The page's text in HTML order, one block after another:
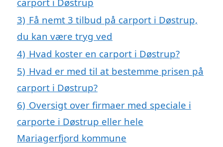
3) Få nemt 3 tilbud på carport i Døstrup,
du kan være tryg ved
4) Hvad koster en carport i Døstrup?
5) Hvad er med til at bestemme prisen på
carport i Døstrup?
6) Oversigt over firmaer med speciale i
carporte i Døstrup eller hele
Mariagerfjord kommune